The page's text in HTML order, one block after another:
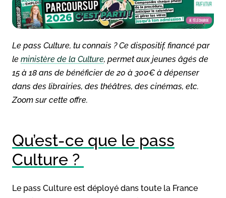
Le pass Culture, tu connais ? Ce dispositif, financé par
le ministère de la Culture, permet aux jeunes âgés de
15 à 18 ans de bénéficier de 20 à 300€ à dépenser
dans des librairies, des théâtres, des cinémas, etc.
Zoom sur cette offre.
Qu’est-ce que le pass
Culture ?
Le pass Culture est déployé dans toute la France